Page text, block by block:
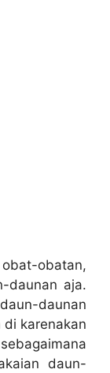
obatan,
daunan aja.
daunan
karenakan
daun-